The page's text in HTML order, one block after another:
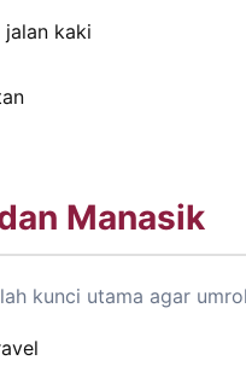
kaki
Manasik
kunci utama agar